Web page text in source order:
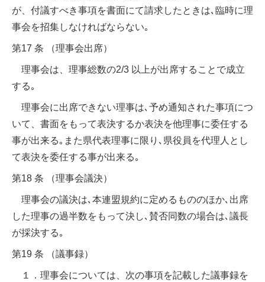
が、付議すべき事項を書面にて請求したときは､臨時に理
事会を招集しなければならない｡
第17 条 （理事会出席）
理事会は、理事総数の2/3 以上が出席することで成立
する｡
理事会に出席できない理事は､予め通知された事項につ
いて、書面をもって表決するか表決を他理事に委任する
事が出来る｡また県代表理事に限り､県役員を代理人とし
て表決を委任する事が出来る｡
第18 条 （理事会議決）
理事会の議決は､本連盟規約に定めるもののほか､出席
した理事の過半数をもって決し､賛否同数の場合は､議長
が採決する｡
第19 条 （議事録）
１．理事会については、次の事項を記載した議事録を